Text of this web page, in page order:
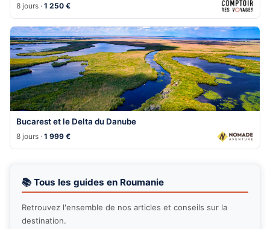
8 jours ·1 250 €
Bucarest et le Delta du Danube
8 jours ·1 999 €
📚 Tous les guides en Roumanie
Retrouvez l'ensemble de nos articles et conseils sur la
destination.